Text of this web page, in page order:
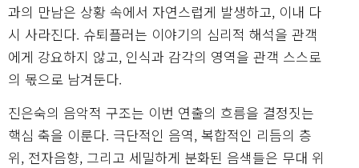
과의 만남은 상황 속에서 자연스럽게 발생하고, 이내 다
시 사라진다. 슈퇴플러는 이야기의 심리적 해석을 관객
에게 강요하지 않고, 인식과 감각의 영역을 관객 스스로
의 몫으로 남겨둔다.
진은숙의 음악적 구조는 이번 연출의 흐름을 결정짓는
핵심 축을 이룬다. 극단적인 음역, 복합적인 리듬의 층
위, 전자음향, 그리고 세밀하게 분화된 음색들은 무대 위